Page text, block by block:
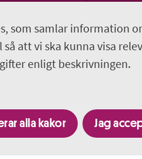
som samlar information
att vi ska kunna visa
enligt beskrivningen.
alla kakor Jag
Om webbplatsen
018-611 00 00